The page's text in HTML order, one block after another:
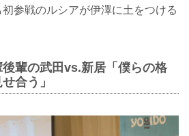
参戦のルシアが伊澤に土をつける
輩の武田vs.新居「僕らの格
合う」